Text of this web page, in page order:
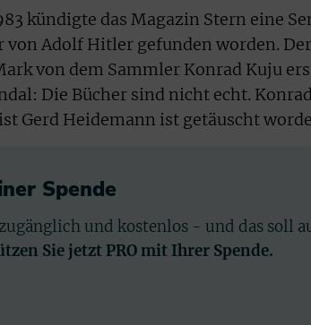
kündigte das Magazin Stern eine
von Adolf Hitler gefunden worden.
von dem Sammler Konrad Kuju
Die Bücher sind nicht echt.
Gerd Heidemann ist getäuscht
Spende
und kostenlos - und das soll
Sie jetzt PRO mit Ihrer Spende.